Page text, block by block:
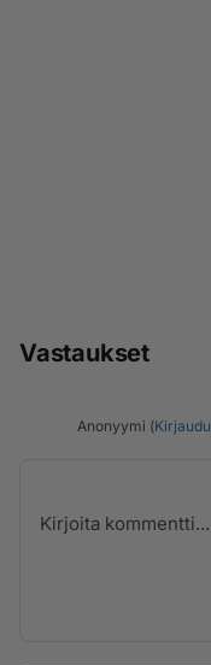
Vastaukset
Anonyymi (Kirjaudu